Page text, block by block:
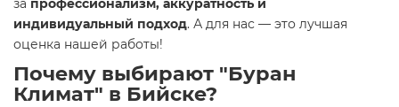
за профессионализм, аккуратность и
индивидуальный подход. А для нас — это лучшая
оценка нашей работы!
Почему выбирают "Буран
Климат" в Бийске?